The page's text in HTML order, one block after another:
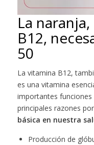
La
B12,
50
La vitamina B12,
es una vitamina
importantes funciones
principales razones
básica en nuestra
Producción de